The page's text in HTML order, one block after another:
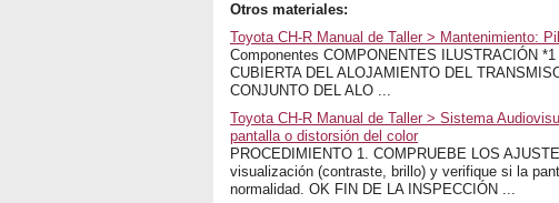
Otros materiales:
Toyota CH-R Manual de Taller > Mantenimiento:
Componentes COMPONENTES ILUSTRACIÓN
CUBIERTA DEL ALOJAMIENTO DEL
CONJUNTO DEL ALO ...
Toyota CH-R Manual de Taller > Sistema
pantalla o distorsión del color
PROCEDIMIENTO 1. COMPRUEBE LOS
visualización (contraste, brillo) y verifique si la
normalidad. OK FIN DE LA INSPECCIÓN ...